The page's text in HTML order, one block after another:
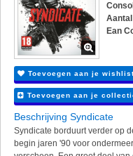
Ean
Toevoegen aan je
Toevoegen aan je
Beschrijving Syndicate
Syndicate borduurt verder op
begin jaren '90 voor